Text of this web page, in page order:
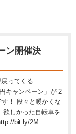
ン開催決
ってくる
キャンペーン」が 2
す！ 段々と暖かくな
欲しかった自転車を
bit.ly/2M …